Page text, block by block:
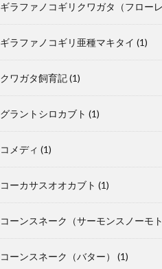
ギラファノコギリクワガタ（フローレ
ギラファノコギリ亜種マキタイ (1)
クワガタ飼育記(1)
グラントシロカブト (1)
コメディ (1)
コーカサスオオカブト (1)
コーンスネーク（サーモンスノーモト
コーンスネーク（バター） (1)